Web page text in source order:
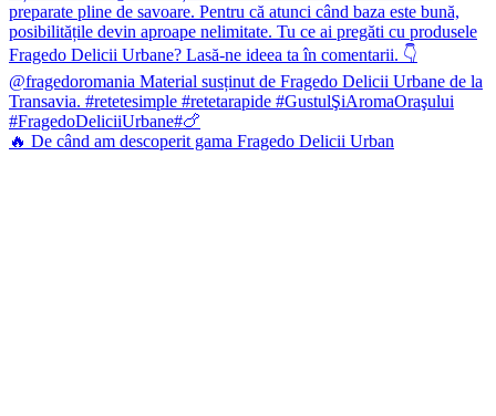
🔥 De când am descoperit gama Fragedo Delicii Urban